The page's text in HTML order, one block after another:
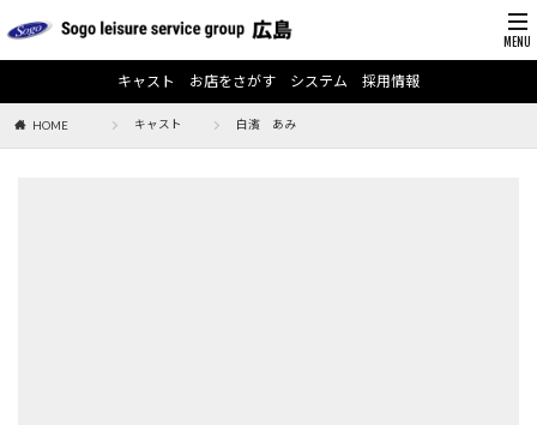
キャスト お店をさがす システム 採用情報
HOME キャスト 白濱 あみ